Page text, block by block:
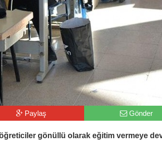
Paylaş Gönder
gönüllü olarak eğitim vermeye